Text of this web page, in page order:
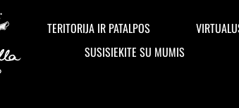
TERITORIJA IR PATALPOS
SUSISIEKITE SU MUMIS